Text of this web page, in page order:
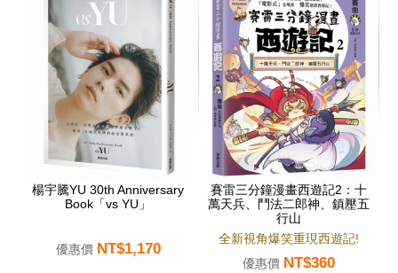
楊宇騰YU 30th Anniversary
Book「vs YU」
優惠價 NT$1,170
賽雷三分鐘漫畫西遊記2：十
萬天兵、鬥法二郎神、鎮壓五
行山
全新視角爆笑重現西遊記!
優惠價 NT$360